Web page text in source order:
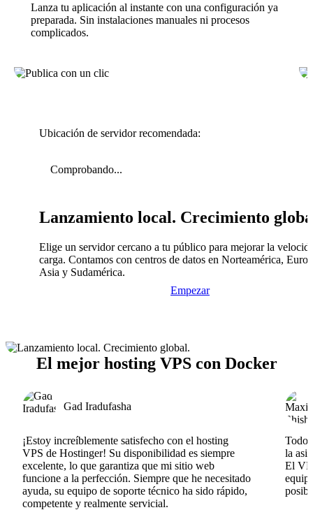
Lanza tu aplicación al instante con una configuración ya
preparada. Sin instalaciones manuales ni procesos
complicados.
Ubicación de servidor recomendada:
Comprobando...
Lanzamiento local. Crecimiento
Elige un servidor cercano a tu público para mejorar la
carga. Contamos con centros de datos en Norteamérica,
Asia y Sudamérica.
Empezar
El mejor hosting VPS con Docker
Gad Iradufasha
¡Estoy increíblemente satisfecho con el hosting
VPS de Hostinger! Su disponibilidad es siempre
excelente, lo que garantiza que mi sitio web
funcione a la perfección. Siempre que he necesitado
ayuda, su equipo de soporte técnico ha sido rápido,
competente y realmente servicial.
Todo
la
El